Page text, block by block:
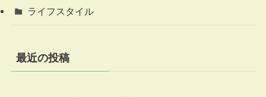
ライフスタイル
最近の投稿